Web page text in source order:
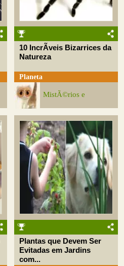
10 IncrÃ­veis Bizarrices da
Natureza
Planeta
MistÃ©rios e
Plantas que Devem Ser
Evitadas em Jardins
com...